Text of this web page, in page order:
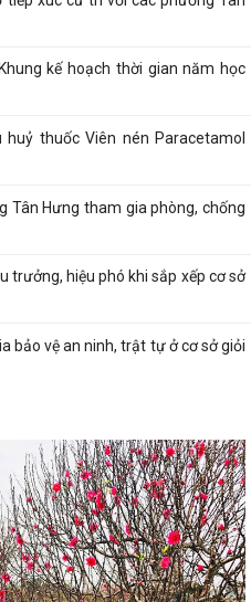
âm mùa hạ”
trúng đấu giá Quyền sử dụng đất
mục đích sử dụng đất hộ gia đình
tin đã thực hiện các thủ tục hành